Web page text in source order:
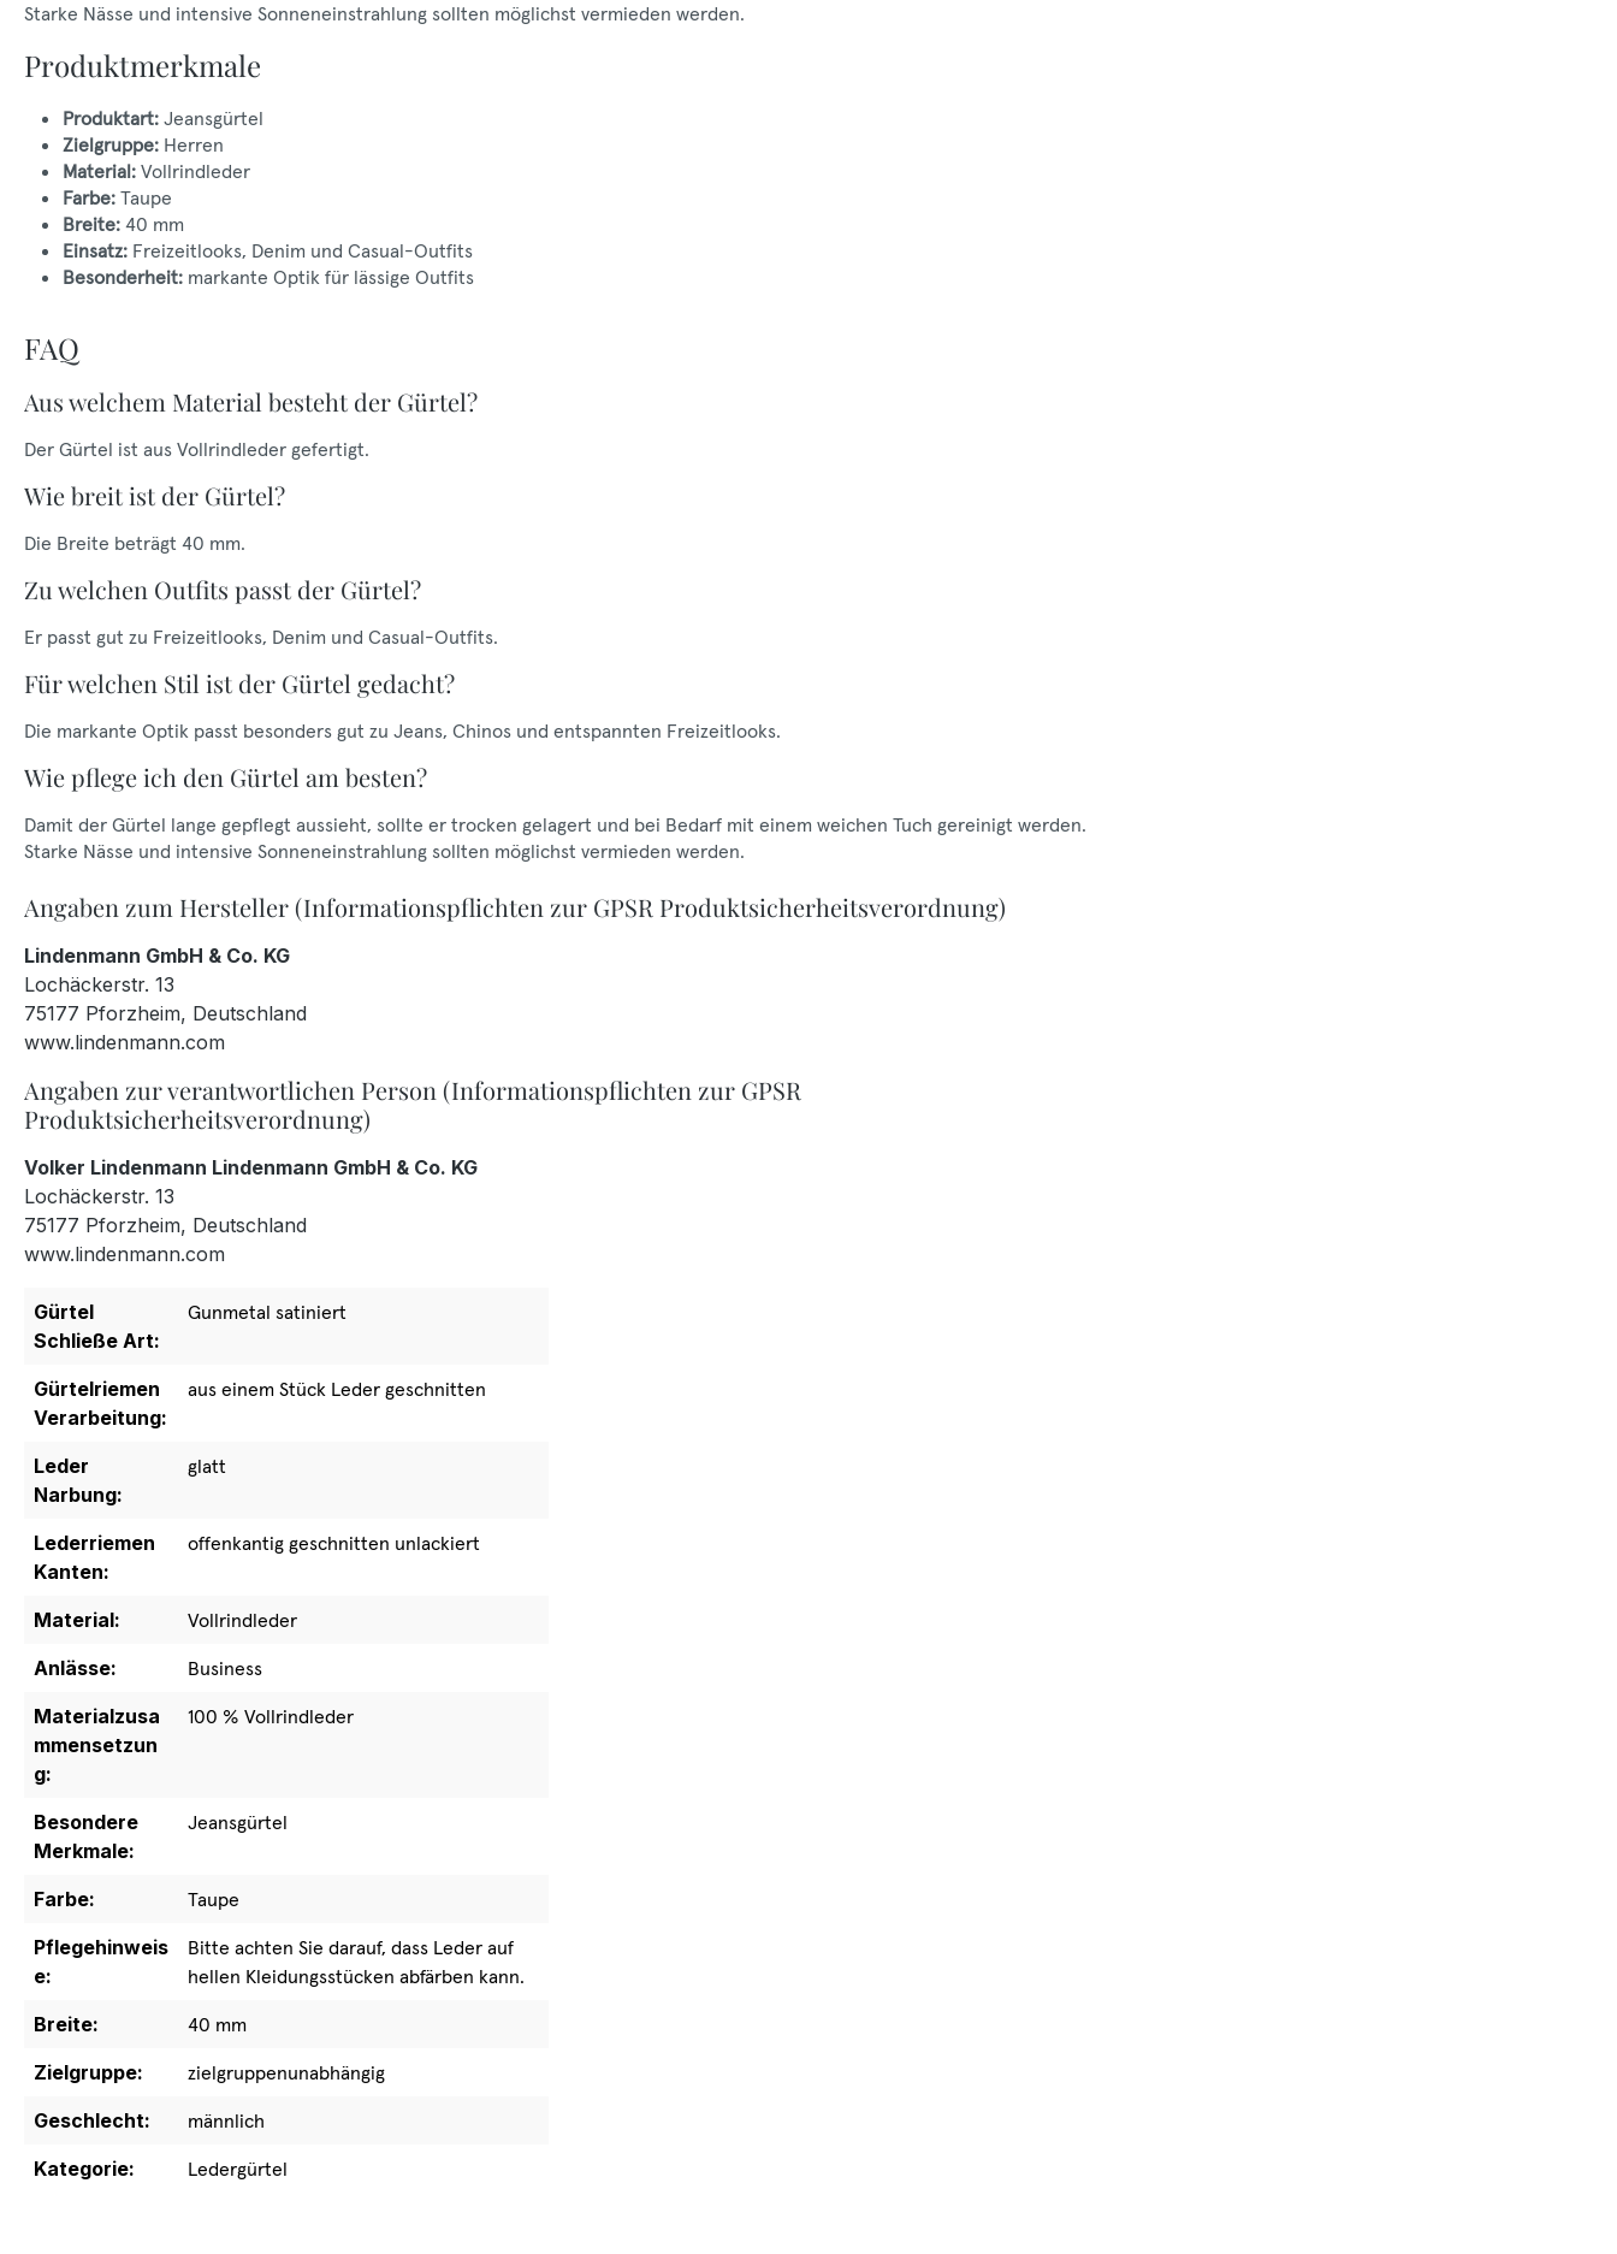
Starke Nässe und intensive Sonneneinstrahlung sollten möglichst vermieden werden.
Produktmerkmale
Produktart: Jeansgürtel
Zielgruppe: Herren
Material: Vollrindleder
Farbe: Taupe
Breite: 40 mm
Einsatz: Freizeitlooks, Denim und Casual-Outfits
Besonderheit: markante Optik für lässige Outfits
FAQ
Aus welchem Material besteht der Gürtel?
Der Gürtel ist aus Vollrindleder gefertigt.
Wie breit ist der Gürtel?
Die Breite beträgt 40 mm.
Zu welchen Outfits passt der Gürtel?
Er passt gut zu Freizeitlooks, Denim und Casual-Outfits.
Für welchen Stil ist der Gürtel gedacht?
Die markante Optik passt besonders gut zu Jeans, Chinos und entspannten Freizeitlooks.
Wie pflege ich den Gürtel am besten?
Damit der Gürtel lange gepflegt aussieht, sollte er trocken gelagert und bei Bedarf mit einem weichen Tuch gereinigt werden.
Starke Nässe und intensive Sonneneinstrahlung sollten möglichst vermieden werden.
Angaben zum Hersteller (Informationspflichten zur GPSR Produktsicherheitsverordnung)
Lindenmann GmbH & Co. KG
Lochäckerstr. 13
75177 Pforzheim, Deutschland
www.lindenmann.com
Angaben zur verantwortlichen Person (Informationspflichten zur GPSR
Produktsicherheitsverordnung)
Volker Lindenmann Lindenmann GmbH & Co. KG
Lochäckerstr. 13
75177 Pforzheim, Deutschland
www.lindenmann.com
Gürtel
Schließe Art:
Gunmetal satiniert
Gürtelriemen
Verarbeitung:
aus einem Stück Leder geschnitten
Leder
Narbung:
glatt
Lederriemen
Kanten:
offenkantig geschnitten unlackiert
Material:
Vollrindleder
Anlässe:
Business
Materialzusa
mmensetzun
g:
100 % Vollrindleder
Besondere
Merkmale:
Jeansgürtel
Farbe:
Taupe
Pflegehinweis
e:
Bitte achten Sie darauf, dass Leder auf
hellen Kleidungsstücken abfärben kann.
Breite:
40 mm
Zielgruppe:
zielgruppenunabhängig
Geschlecht:
männlich
Kategorie:
Ledergürtel